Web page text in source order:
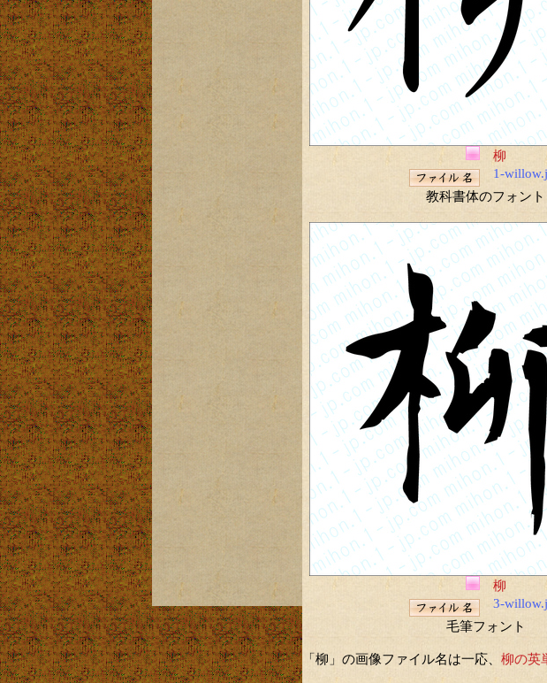
柳
1-
教科書体のフォント
柳
3-
毛筆フォント
「柳」の画像ファイル名は一応、 柳の英